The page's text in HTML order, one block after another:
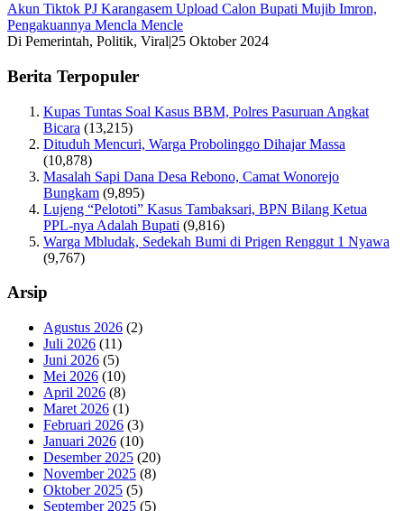
Akun Tiktok PJ Karangasem Upload Calon Bupati Mujib Imron,
Pengakuannya Mencla Mencle
Di Pemerintah, Politik, Viral|25 Oktober 2024
Berita Terpopuler
Kupas Tuntas Soal Kasus BBM, Polres Pasuruan Angkat
Bicara (13,215)
Dituduh Mencuri, Warga Probolinggo Dihajar Massa
(10,878)
Masalah Sapi Dana Desa Rebono, Camat Wonorejo
Bungkam (9,895)
Lujeng “Pelototi” Kasus Tambaksari, BPN Bilang Ketua
PPL-nya Adalah Bupati (9,816)
Warga Mbludak, Sedekah Bumi di Prigen Renggut 1 Nyawa
(9,767)
Arsip
Agustus 2026 (2)
Juli 2026 (11)
Juni 2026 (5)
Mei 2026 (10)
April 2026 (8)
Maret 2026 (1)
Februari 2026 (3)
Januari 2026 (10)
Desember 2025 (20)
November 2025 (8)
Oktober 2025 (5)
September 2025 (5)